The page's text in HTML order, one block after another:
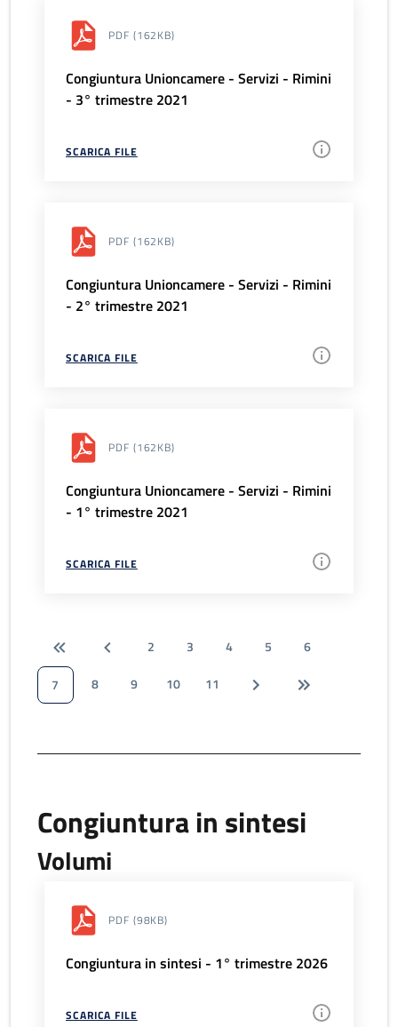
PDF (162KB)
Congiuntura Unioncamere - Servizi - Rimini
- 3° trimestre 2021
SCARICA FILE
PDF (162KB)
Congiuntura Unioncamere - Servizi - Rimini
- 2° trimestre 2021
SCARICA FILE
PDF (162KB)
Congiuntura Unioncamere - Servizi - Rimini
- 1° trimestre 2021
SCARICA FILE
2 3 4 5
6
7
8 9 10 11
Congiuntura in sintesi
Volumi
PDF (98KB)
Congiuntura in sintesi - 1° trimestre 2026
SCARICA FILE